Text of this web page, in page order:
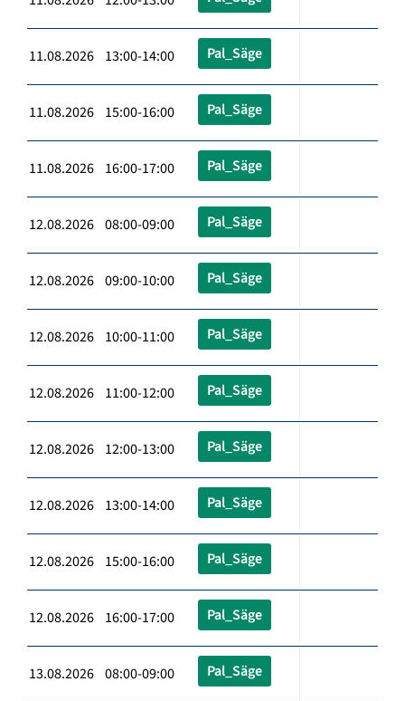
11.08.2026 13:00-14:00 Pal_Säge
11.08.2026 15:00-16:00 Pal_Säge
11.08.2026 16:00-17:00 Pal_Säge
12.08.2026 08:00-09:00 Pal_Säge
12.08.2026 09:00-10:00 Pal_Säge
12.08.2026 10:00-11:00 Pal_Säge
12.08.2026 11:00-12:00 Pal_Säge
12.08.2026 12:00-13:00 Pal_Säge
12.08.2026 13:00-14:00 Pal_Säge
12.08.2026 15:00-16:00 Pal_Säge
12.08.2026 16:00-17:00 Pal_Säge
13.08.2026 08:00-09:00 Pal_Säge